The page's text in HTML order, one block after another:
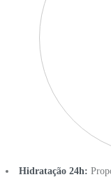
Hidratação 24h: